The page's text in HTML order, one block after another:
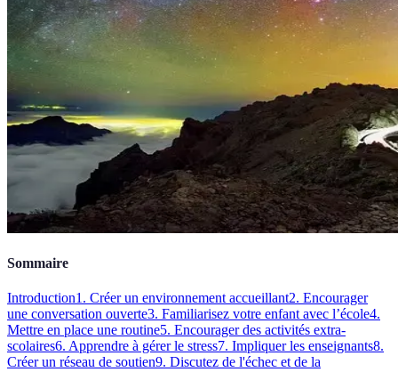
Sommaire
Introduction1. Créer un environnement accueillant2. Encourager
une conversation ouverte3. Familiarisez votre enfant avec l’école4.
Mettre en place une routine5. Encourager des activités extra-
scolaires6. Apprendre à gérer le stress7. Impliquer les enseignants8.
Créer un réseau de soutien9. Discutez de l'échec et de la